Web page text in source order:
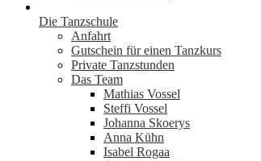
Die Tanzschule
Anfahrt
Gutschein für einen Tanzkurs
Private Tanzstunden
Das Team
Mathias Vossel
Steffi Vossel
Johanna Skoerys
Anna Kühn
Isabel Rogaa